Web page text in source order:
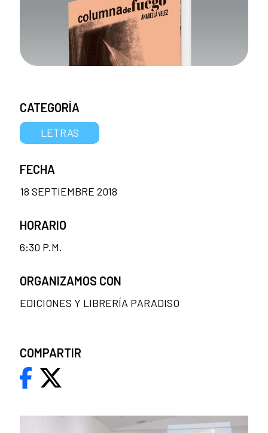
CATEGORÍA
LETRAS
FECHA
18 SEPTIEMBRE 2018
HORARIO
6:30 P.M.
ORGANIZAMOS CON
EDICIONES Y LIBRERÍA PARADISO
COMPARTIR